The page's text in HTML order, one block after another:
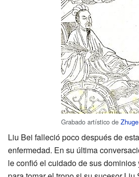
Grabado artístico de
Liu Bei falleció poco después de
enfermedad. En su última
le confió el cuidado de sus dominios